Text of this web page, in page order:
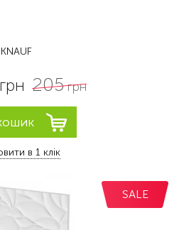
грн 205грн
в 1 клік
SALE